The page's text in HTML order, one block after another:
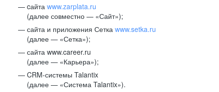
cайта www.zarplata.ru
(далее совместно — «Сайт»);
сайта и приложения Сетка www.setka.ru
(далее — «Сетка»);
сайта www.career.ru
(далее — «Карьера»);
CRM-системы Talantix
(далее — «Система Talantix»).